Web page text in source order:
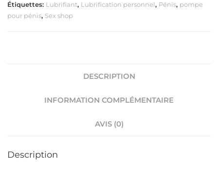
Étiquettes: Lubrifiant, Lubrification personnel, Pénis, pompe
pour pénis, Sex shop
DESCRIPTION
INFORMATION COMPLÉMENTAIRE
AVIS (0)
Description